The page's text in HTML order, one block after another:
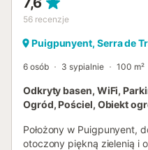
56 recenzje
Puigpunyent, Serra de
6 osób 3 sypialnie 100 m²
Odkryty basen, WiFi,
Ogród, Pościel, Obiekt
Położony w Puigpunyent,
otoczony piękną zielenią i